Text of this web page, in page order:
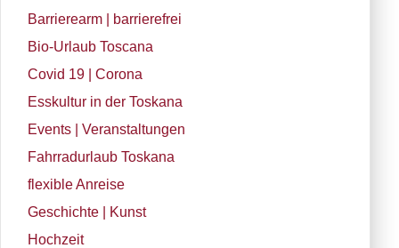
Barrierearm | barrierefrei
Bio-Urlaub Toscana
Covid 19 | Corona
Esskultur in der Toskana
Events | Veranstaltungen
Fahrradurlaub Toskana
flexible Anreise
Geschichte | Kunst
Hochzeit